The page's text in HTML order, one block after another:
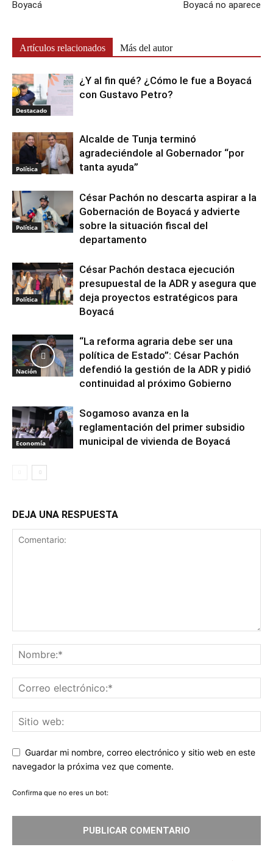
Boyacá Boyacá no aparece
Artículos relacionados Más del autor
Destacado
¿Y al fin qué? ¿Cómo le fue a Boyacá
con Gustavo Petro?
Política
Alcalde de Tunja terminó
agradeciéndole al Gobernador “por
tanta ayuda”
Política
César Pachón no descarta aspirar a la
Gobernación de Boyacá y advierte
sobre la situación fiscal del
departamento
Política
César Pachón destaca ejecución
presupuestal de la ADR y asegura que
deja proyectos estratégicos para
Boyacá
Nación
“La reforma agraria debe ser una
política de Estado”: César Pachón
defendió la gestión de la ADR y pidió
continuidad al próximo Gobierno
Economía
Sogamoso avanza en la
reglamentación del primer subsidio
municipal de vivienda de Boyacá
DEJA UNA RESPUESTA
Guardar mi nombre, correo electrónico y sitio web en este
navegador la próxima vez que comente.
Confirma que no eres un bot: